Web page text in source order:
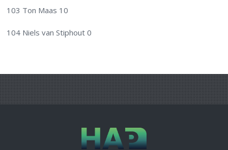
103 Ton Maas 10
104 Niels van Stiphout 0